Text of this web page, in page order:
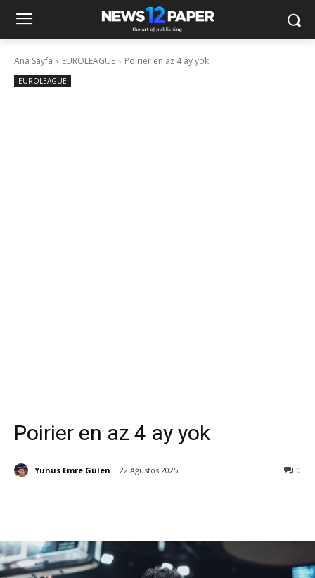
Ana Sayfa EUROLEAGUE Poirier en az 4 ay yok
EUROLEAGUE
Poirier en az 4 ay yok
Yunus Emre Gülen 22 Ağustos 2025 0